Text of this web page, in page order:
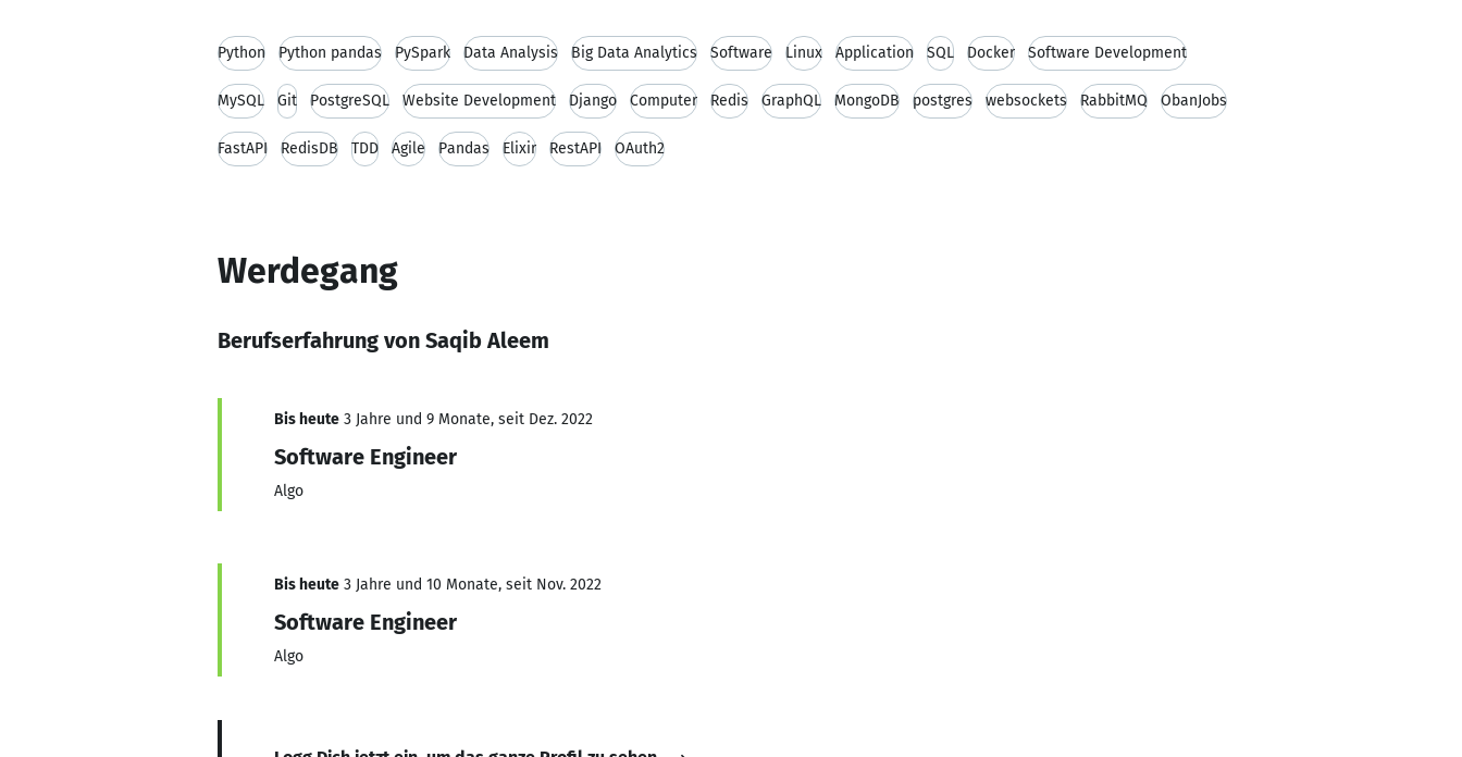
Python Python pandas PySpark Data Analysis Big Data Analytics Software Linux Application SQL Docker Software Development
MySQL Git PostgreSQL Website Development Django Computer Redis GraphQL MongoDB postgres websockets RabbitMQ ObanJobs
FastAPI RedisDB TDD Agile Pandas Elixir RestAPI OAuth2
Werdegang
Berufserfahrung von Saqib Aleem
Bis heute 3 Jahre und 9 Monate, seit Dez. 2022
Software Engineer
Algo
Bis heute 3 Jahre und 10 Monate, seit Nov. 2022
Software Engineer
Algo